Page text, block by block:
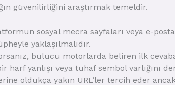
güvenilirliğini araştırmak temeldir.
sosyal mecra sayfaları veya e-
yaklaşılmalıdır.
bulucu motorlarda beliren ilk
harf yanlışı veya tuhaf sembol varlığını
oldukça yakın URL’ler tercih eder